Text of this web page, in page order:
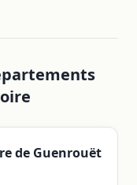
de Guenrouët